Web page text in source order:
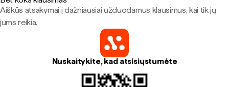
Aiškūs atsakymai į dažniausiai užduodamus klausimus, kai tik jų
jums reikia.
Nuskaitykite, kad atsisiųstumėte